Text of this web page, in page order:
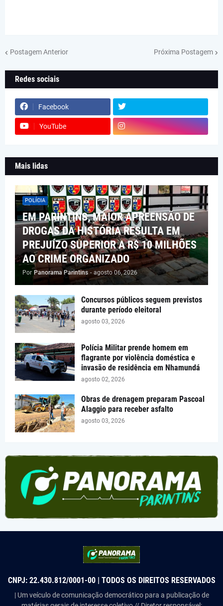
Postagem Anterior Próxima Postagem
Redes sociais
Facebook
YouTube
Mais lidas
POLÍCIA
EM PARINTINS, MAIOR APREENSÃO DE
DROGAS DA HISTÓRIA RESULTA EM
PREJUÍZO SUPERIOR A R$ 10 MILHÕES
AO CRIME ORGANIZADO
Por Panorama Parintins - agosto 06, 2026
Concursos públicos seguem previstos
durante período eleitoral
agosto 03, 2026
Polícia Militar prende homem em
flagrante por violência doméstica e
invasão de residência em Nhamundá
agosto 02, 2026
Obras de drenagem preparam Pascoal
Alaggio para receber asfalto
agosto 03, 2026
CNPJ: 22.430.812/0001-00 | TODOS OS DIREITOS RESERVADOS
| Um veículo de comunicação democrático para a publicação de